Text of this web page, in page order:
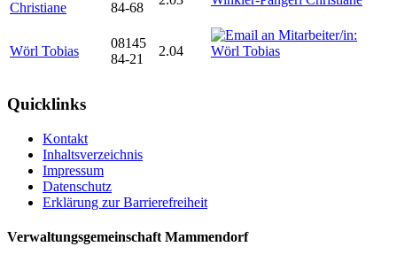
Christiane
84-68
Wörl Tobias
08145
84-21
2.04
Quicklinks
Kontakt
Inhaltsverzeichnis
Impressum
Datenschutz
Erklärung zur Barrierefreiheit
Verwaltungsgemeinschaft Mammendorf